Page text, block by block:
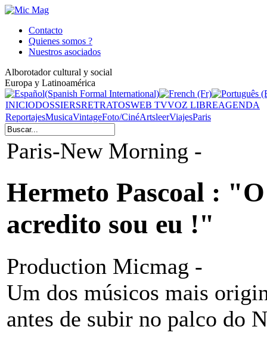
Contacto
Quienes somos ?
Nuestros asociados
Alborotador cultural y social
Europa y Latinoamérica
INICIODOSSIERSRETRATOSWEB TVVOZ LIBREAGENDA
ReportajesMusicaVintageFoto/CinéArtsleerViajesParis
Paris-New Morning -
Hermeto Pascoal :
acredito sou eu !"
Production Micmag -
Um dos músicos mais
antes de subir no palco do